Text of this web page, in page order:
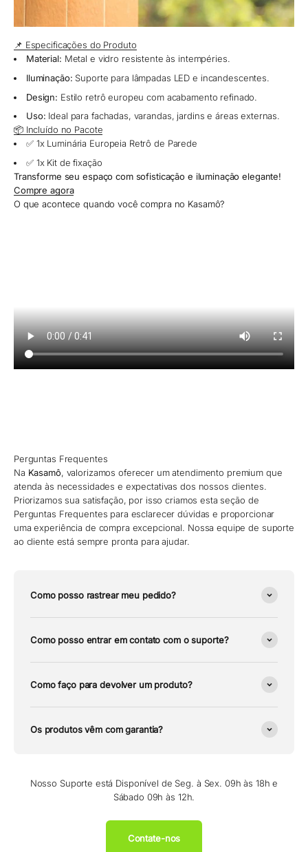
📌 Especificações do Produto
Material: Metal e vidro resistente às intempéries.
Iluminação: Suporte para lâmpadas LED e incandescentes.
Design: Estilo retrô europeu com acabamento refinado.
Uso: Ideal para fachadas, varandas, jardins e áreas externas.
📦 Incluído no Pacote
✅ 1x Luminária Europeia Retrô de Parede
✅ 1x Kit de fixação
Transforme seu espaço com sofisticação e iluminação elegante!
Compre agora
O que acontece quando você compra no Kasamô?
Perguntas Frequentes
Na Kasamô, valorizamos oferecer um atendimento premium que
atenda às necessidades e expectativas dos nossos clientes.
Priorizamos sua satisfação, por isso criamos esta seção de
Perguntas Frequentes para esclarecer dúvidas e proporcionar
uma experiência de compra excepcional. Nossa equipe de suporte
ao cliente está sempre pronta para ajudar.
Como posso rastrear meu pedido?
Como posso entrar em contato com o suporte?
Como faço para devolver um produto?
Os produtos vêm com garantia?
Nosso Suporte está Disponível de Seg. à Sex. 09h às 18h e
Sábado 09h às 12h.
Contate-nos